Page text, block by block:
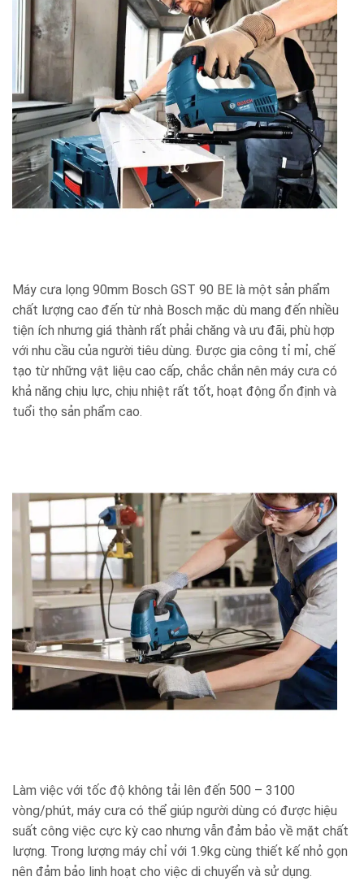
Máy cưa lọng 90mm Bosch GST 90 BE là một sản phẩm
chất lượng cao đến từ nhà Bosch mặc dù mang đến nhiều
tiện ích nhưng giá thành rất phải chăng và ưu đãi, phù hợp
với nhu cầu của người tiêu dùng. Được gia công tỉ mỉ, chế
tạo từ những vật liệu cao cấp, chắc chắn nên máy cưa có
khả năng chịu lực, chịu nhiệt rất tốt, hoạt động ổn định và
tuổi thọ sản phẩm cao.
Làm việc với tốc độ không tải lên đến 500 – 3100
vòng/phút, máy cưa có thể giúp người dùng có được hiệu
suất công việc cực kỳ cao nhưng vẫn đảm bảo về mặt chất
lượng. Trong lượng máy chỉ với 1.9kg cùng thiết kế nhỏ gọn
nên đảm bảo linh hoạt cho việc di chuyển và sử dụng.